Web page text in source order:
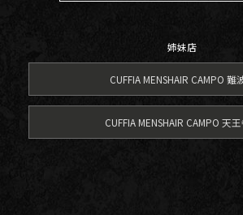
姉妹店
CUFFIA MENSHAIR CAMPO 難
CUFFIA MENSHAIR CAMPO 天